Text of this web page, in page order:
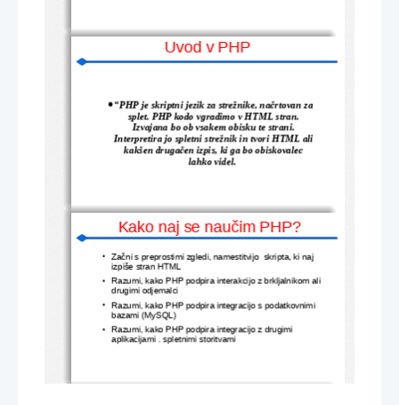
Uvod v PHP
● “PHP je skriptni jezik za strežnike, načrtovan za
splet. PHP kodo vgradimo v HTML stran.
Izvajana bo ob vsakem obisku te strani.
Interpretira jo spletni strežnik in tvori HTML ali
kakšen drugačen izpis, ki ga bo obiskovalec
lahko videl.
Kako naj se naučim PHP?
●
Začni s preprostimi zgledi, namestitvijo  skripta, ki naj
izpiše stran HTML
●
Razumi, kako PHP podpira interakcijo z brkljalnikom ali
drugimi odjemalci
●
Razumi, kako PHP podpira integracijo s podatkovnimi
bazami (MySQL)
●
Razumi, kako PHP podpira integracijo z drugimi
aplikacijami . spletnimi storitvami